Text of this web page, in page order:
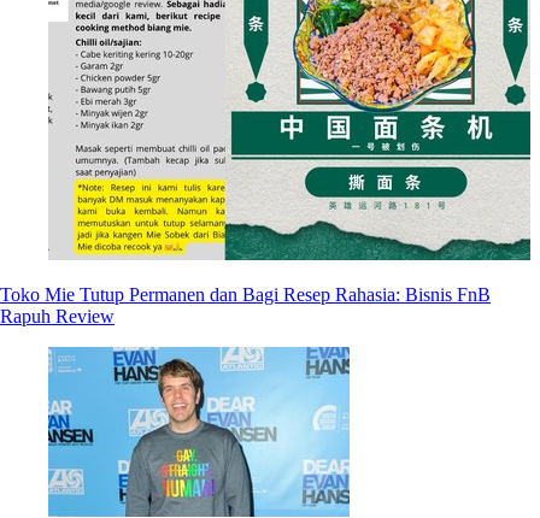
Toko Mie Tutup Permanen dan Bagi Resep Rahasia: Bisnis FnB
Rapuh Review